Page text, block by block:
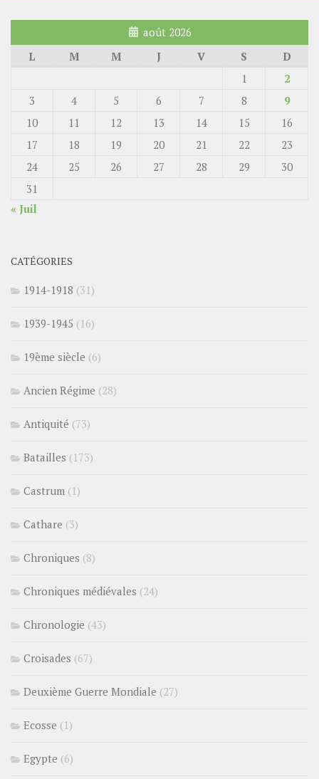
août 2026
L
M M J V S
D
1
2
3
4 5 6 7 8
9
10
11 12 13 14 15
16
17
18 19 20 21 22
23
24
25 26 27 28 29
30
31
« Juil
CATÉGORIES
1914-1918 (31)
1939-1945 (16)
19ème siècle (6)
Ancien Régime (28)
Antiquité (73)
Batailles (173)
Castrum (1)
Cathare (3)
Chroniques (8)
Chroniques médiévales (24)
Chronologie (43)
Croisades (67)
Deuxième Guerre Mondiale (27)
Ecosse (1)
Egypte (6)